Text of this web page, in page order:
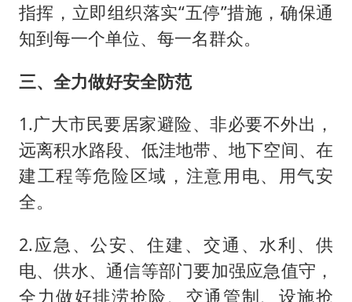
指挥，立即组织落实“五停”措施，确保通
知到每一个单位、每一名群众。
三、全力做好安全防范
1.广大市民要居家避险、非必要不外出，
远离积水路段、低洼地带、地下空间、在
建工程等危险区域，注意用电、用气安
全。
2.应急、公安、住建、交通、水利、供
电、供水、通信等部门要加强应急值守，
全力做好排涝抢险、交通管制、设施抢